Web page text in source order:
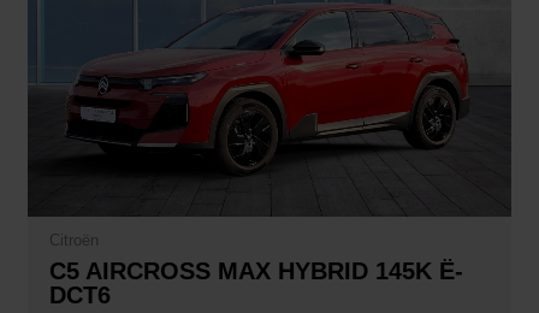
Citroën
C5 AIRCROSS MAX HYBRID 145K Ë-
DCT6